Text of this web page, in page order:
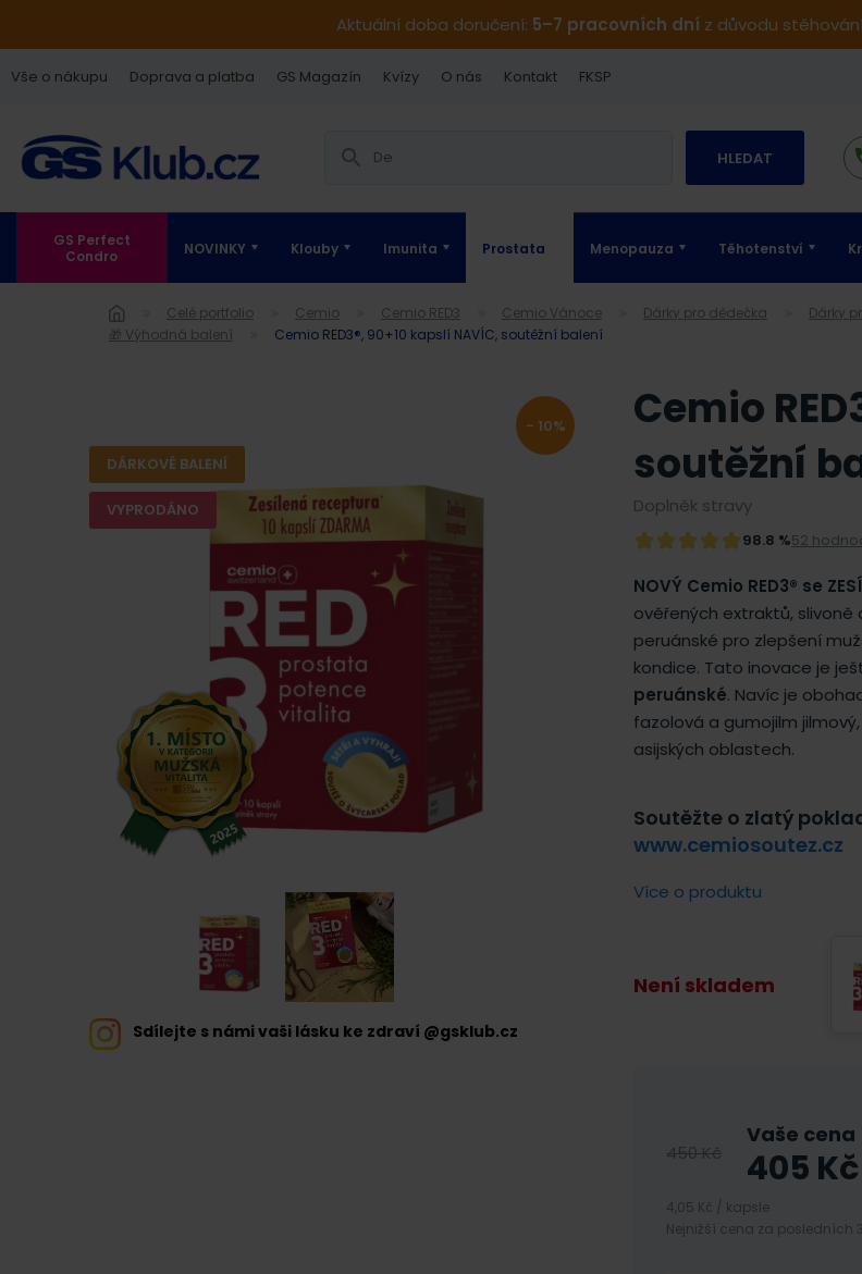
Aktuální doba doručení: 5–7 pracovních dníz důvodu
Vše o nákupu Doprava a platba GS Magazín Kvízy O nás Kontakt FKSP
HLEDAT
GS Perfect
Condro
NOVINKY Klouby Imunita Prostata Menopauza Těhotenství
Celé portfolio Cemio Cemio RED3 Cemio Vánoce Dárky pro dědečka Dárky
🎁 Výhodná balení
Cemio RED3®, 90+10 kapslí NAVÍC, soutěžní balení
Sdílejte s námi vaši lásku ke zdraví @gsklub.cz
DÁRKOVÉ BALENÍ
VYPRODÁNO
- 10%
Cemio
soutěžní
Doplněk stravy
98.8 %52
NOVÝ Cemio RED3® se
ověřených extraktů,
peruánské pro zlepšení
kondice. Tato inovace je
peruánské. Navíc je
fazolová a gumojilm
asijských oblastech.
Soutěžte o zlatý
www.cemiosoutez.cz
Více o produktu
Není skladem
450Kč
Vaše cena
405 Kč
4,05 Kč / kapsle
Nejnižší cena za posledních